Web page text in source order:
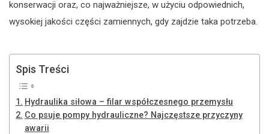
konserwacji oraz, co najważniejsze, w użyciu odpowiednich,
wysokiej jakości części zamiennych, gdy zajdzie taka potrzeba.
Spis Treści
Hydraulika siłowa – filar współczesnego przemysłu
Co psuje pompy hydrauliczne? Najczęstsze przyczyny
awarii